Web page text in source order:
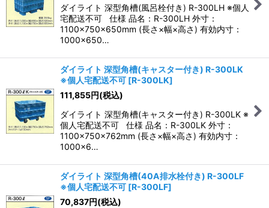
ダイライト 深型角槽(風呂栓付き) R-300LH ※個人
宅配送不可 仕様 品名：R-300LH 外寸：
1100×750×650mm (長さ×幅×高さ) 有効内寸：
1000×650…
ダイライト 深型角槽(キャスター付き) R-300LK
※個人宅配送不可 [R-300LK]
111,855円(税込)
ダイライト 深型角槽(キャスター付き) R-300LK ※
個人宅配送不可 仕様 品名：R-300LK 外寸：
1100×750×762mm (長さ×幅×高さ) 有効内寸：
1000×6…
ダイライト 深型角槽(40A排水栓付き) R-300LF
※個人宅配送不可 [R-300LF]
70,837円(税込)